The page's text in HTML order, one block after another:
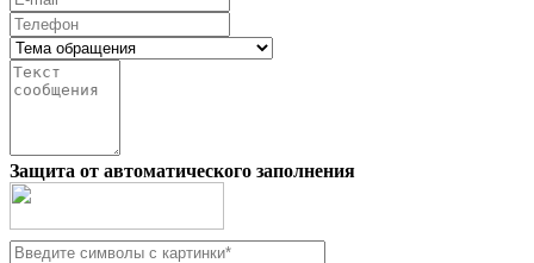
Защита от автоматического заполнения